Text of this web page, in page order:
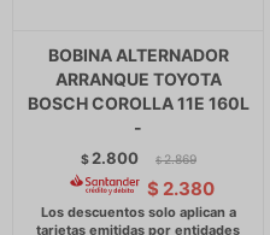
BOBINA ALTERNADOR
ARRANQUE TOYOTA
BOSCH COROLLA 11E 160L
-
$ 2.800 $ 2.869
$ 2.380